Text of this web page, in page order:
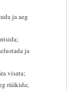
ja aeg
ja
visata;
rääkida;